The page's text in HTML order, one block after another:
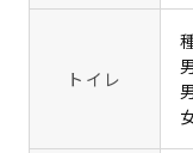
トイレ